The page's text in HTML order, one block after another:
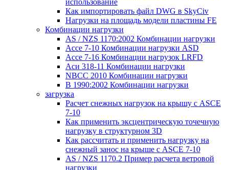
использование
Как импортировать файл DWG в SkyCiv
Нагрузки на площадь модели пластины FE
Комбинации нагрузки
AS / NZS 1170:2002 Комбинации нагрузки
Ассе 7-10 Комбинации нагрузки ASD
Ассе 7-16 Комбинации нагрузок LRFD
Аси 318-11 Комбинации нагрузки
NBCC 2010 Комбинации нагрузки
В 1990:2002 Комбинации нагрузки
загрузка
Расчет снежных нагрузок на крышу с ASCE
7-10
Как применить эксцентрическую точечную
нагрузку в структурном 3D
Как рассчитать и применить нагрузку на
снежный занос на крыше с ASCE 7-10
AS / NZS 1170.2 Пример расчета ветровой
нагрузки